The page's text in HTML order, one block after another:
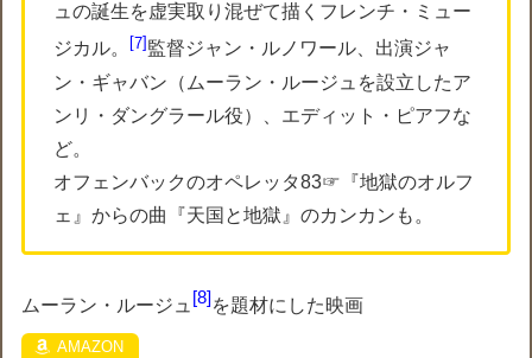
ュの誕生を虚実取り混ぜて描くフレンチ・ミュー
ジカル。
7 監督ジャン・ルノワール、出演ジャ
ン・ギャバン（ムーラン・ルージュを設立したア
ンリ・ダングラール役）、エディット・ピアフな
ど。
オフェンバックのオペレッタ83☞『地獄のオルフ
ェ』からの曲『天国と地獄』のカンカンも。
ムーラン・ルージュ 8 を題材にした映画